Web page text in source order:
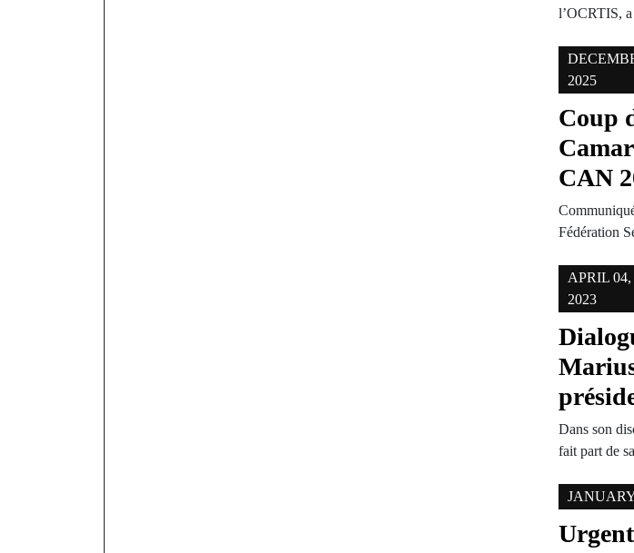
l’OCRTIS,
2025
Coup
CAN
Fédération
APRIL 04,
2023
Dans son
fait part de